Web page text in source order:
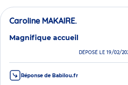
Caroline MAKAIRE.
Magnifique accueil
DÉPOSÉ LE 19/02/
Réponse de Babilou.fr